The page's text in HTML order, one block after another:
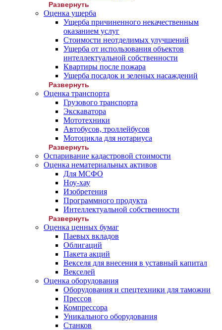
Развернуть
Оценка ущерба
Ущерба причиненного некачественным
оказанием услуг
Стоимости неотделимых улучшений
Ущерба от использования объектов
интеллектуальной собственности
Квартиры после пожара
Ущерба посадок и зеленых насаждений
Развернуть
Оценка транспорта
Грузового транспорта
Экскаватора
Мототехники
Автобусов, троллейбусов
Мотоцикла для нотариуса
Развернуть
Оспаривание кадастровой стоимости
Оценка нематериальных активов
Для МСФО
Ноу-хау
Изобретения
Программного продукта
Интеллектуальной собственности
Развернуть
Оценка ценных бумаг
Паевых вкладов
Облигаций
Пакета акций
Векселя для внесения в уставный капитал
Векселей
Оценка оборудования
Оборудования и спецтехники для таможни
Прессов
Компрессора
Уникального оборудования
Станков